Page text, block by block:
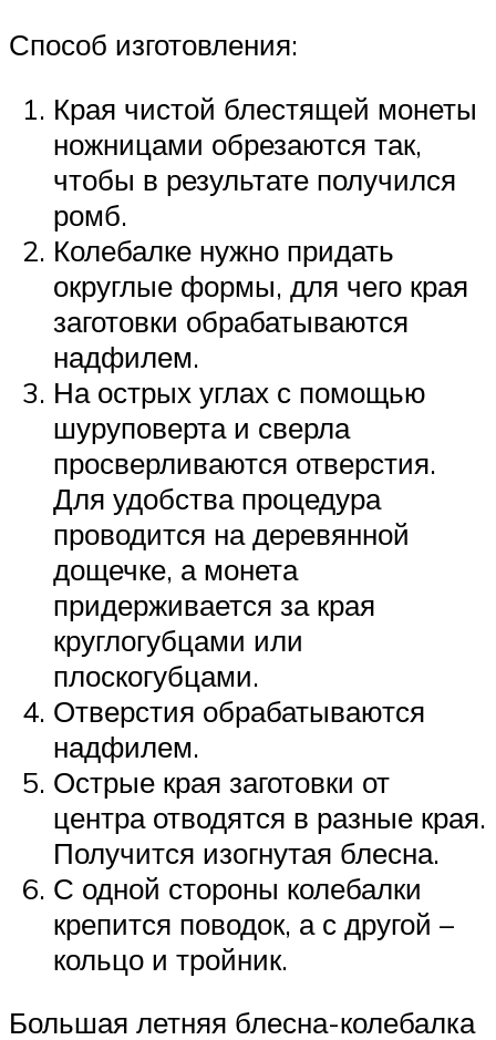
Способ изготовления:
Края чистой блестящей монеты
ножницами обрезаются так,
чтобы в результате получился
ромб.
Колебалке нужно придать
округлые формы, для чего края
заготовки обрабатываются
надфилем.
На острых углах с помощью
шуруповерта и сверла
просверливаются отверстия.
Для удобства процедура
проводится на деревянной
дощечке, а монета
придерживается за края
круглогубцами или
плоскогубцами.
Отверстия обрабатываются
надфилем.
Острые края заготовки от
центра отводятся в разные края.
Получится изогнутая блесна.
С одной стороны колебалки
крепится поводок, а с другой –
кольцо и тройник.
Большая летняя блесна-колебалка